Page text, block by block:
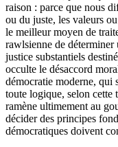
raison : parce que nous
ou du juste, les valeurs
le meilleur moyen de
rawlsienne de déterminer
justice substantiels
occulte le désaccord
démocratie moderne, qui
toute logique, selon cette
ramène ultimement au
décider des principes
démocratiques doivent